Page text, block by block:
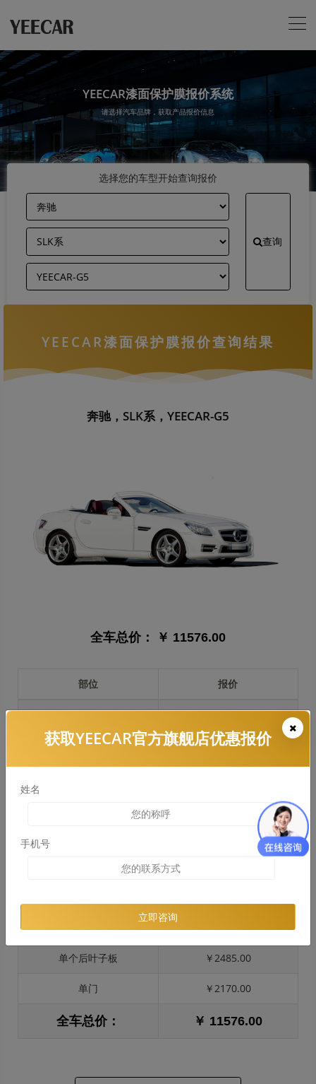
YEECAR漆面保护膜报价系统
请选择汽车品牌，获取产品报价信息
选择您的车型开始查询报价
查询
YEECAR漆面保护膜报价查询结果
奔驰，SLK系，YEECAR-G5
全车总价： ￥ 11576.00
部位 报价
前保险杠 ￥2736.00
引擎盖 ￥3618.00
车顶 ￥1015.00
单个后叶子板 ￥2485.00
单门 ￥2170.00
全车总价： ￥ 11576.00
获取YEECAR官方旗舰店优惠报价
姓名
手机号
立即咨询